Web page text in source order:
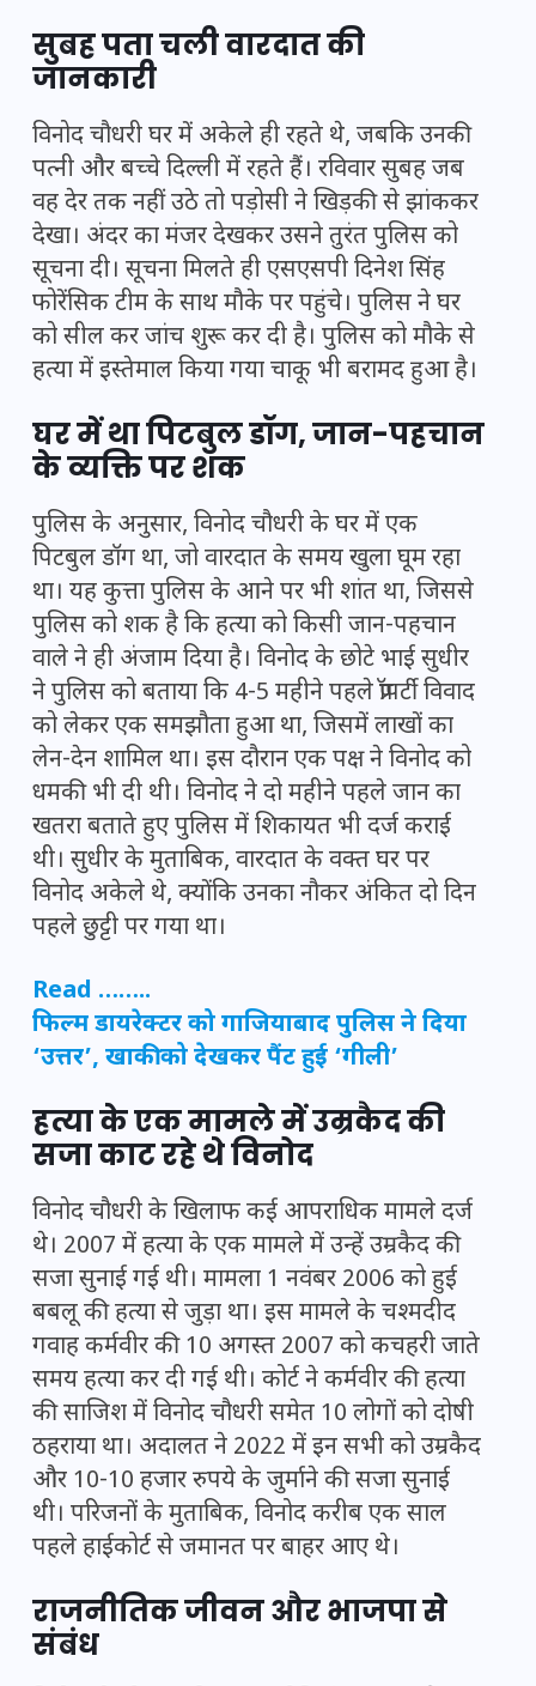
सुबह पता चली वारदात की
जानकारी
विनोद चौधरी घर में अकेले ही रहते थे, जबकि उनकी
पत्नी और बच्चे दिल्ली में रहते हैं। रविवार सुबह जब
वह देर तक नहीं उठे तो पड़ोसी ने खिड़की से झांककर
देखा। अंदर का मंजर देखकर उसने तुरंत पुलिस को
सूचना दी। सूचना मिलते ही एसएसपी दिनेश सिंह
फोरेंसिक टीम के साथ मौके पर पहुंचे। पुलिस ने घर
को सील कर जांच शुरू कर दी है। पुलिस को मौके से
हत्या में इस्तेमाल किया गया चाकू भी बरामद हुआ है।
घर में था पिटबुल डॉग, जान-पहचान
के व्यक्ति पर शक
पुलिस के अनुसार, विनोद चौधरी के घर में एक
पिटबुल डॉग था, जो वारदात के समय खुला घूम रहा
था। यह कुत्ता पुलिस के आने पर भी शांत था, जिससे
पुलिस को शक है कि हत्या को किसी जान-पहचान
वाले ने ही अंजाम दिया है। विनोद के छोटे भाई सुधीर
ने पुलिस को बताया कि 4-5 महीने पहले प्रॉपर्टी विवाद
को लेकर एक समझौता हुआ था, जिसमें लाखों का
लेन-देन शामिल था। इस दौरान एक पक्ष ने विनोद को
धमकी भी दी थी। विनोद ने दो महीने पहले जान का
खतरा बताते हुए पुलिस में शिकायत भी दर्ज कराई
थी। सुधीर के मुताबिक, वारदात के वक्त घर पर
विनोद अकेले थे, क्योंकि उनका नौकर अंकित दो दिन
पहले छुट्टी पर गया था।
Read ……..
फिल्म डायरेक्टर को गाजियाबाद पुलिस ने दिया
‘उत्तर’, खाकी को देखकर पैंट हुई ‘गीली’
हत्या के एक मामले में उम्रकैद की
सजा काट रहे थे विनोद
विनोद चौधरी के खिलाफ कई आपराधिक मामले दर्ज
थे। 2007 में हत्या के एक मामले में उन्हें उम्रकैद की
सजा सुनाई गई थी। मामला 1 नवंबर 2006 को हुई
बबलू की हत्या से जुड़ा था। इस मामले के चश्मदीद
गवाह कर्मवीर की 10 अगस्त 2007 को कचहरी जाते
समय हत्या कर दी गई थी। कोर्ट ने कर्मवीर की हत्या
की साजिश में विनोद चौधरी समेत 10 लोगों को दोषी
ठहराया था। अदालत ने 2022 में इन सभी को उम्रकैद
और 10-10 हजार रुपये के जुर्माने की सजा सुनाई
थी। परिजनों के मुताबिक, विनोद करीब एक साल
पहले हाईकोर्ट से जमानत पर बाहर आए थे।
राजनीतिक जीवन और भाजपा से
संबंध